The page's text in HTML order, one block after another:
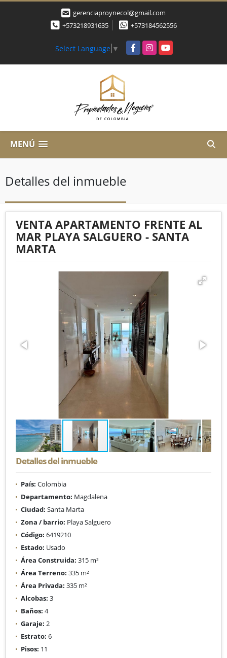
gerenciaproynecol@gmail.com
+573218931635
+573184562556
Select Language ▼ FacebookInstagramYouTube
MENÚ
Detalles del inmueble
VENTA APARTAMENTO FRENTE AL
MAR PLAYA SALGUERO - SANTA
MARTA
Detalles del inmueble
País: Colombia
Departamento: Magdalena
Ciudad: Santa Marta
Zona / barrio: Playa Salguero
Código: 6419210
Estado: Usado
Área Construida: 315 m²
Área Terreno: 335 m²
Área Privada: 335 m²
Alcobas: 3
Baños: 4
Garaje: 2
Estrato: 6
Pisos: 11